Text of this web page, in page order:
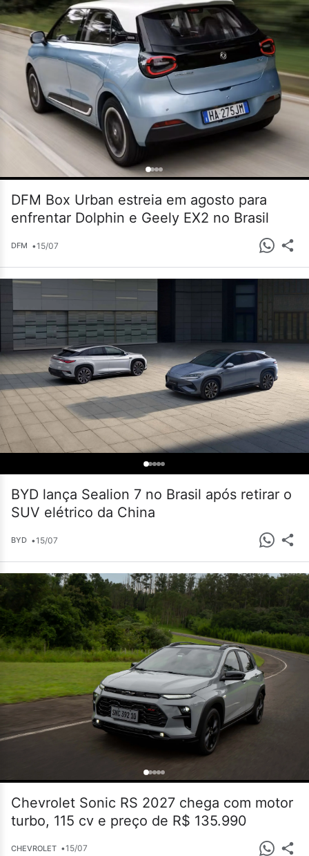
DFM Box Urban estreia em agosto para
enfrentar Dolphin e Geely EX2 no Brasil
DFM •15/07
BYD lança Sealion 7 no Brasil após retirar o
SUV elétrico da China
BYD •15/07
Chevrolet Sonic RS 2027 chega com motor
turbo, 115 cv e preço de R$ 135.990
CHEVROLET •15/07